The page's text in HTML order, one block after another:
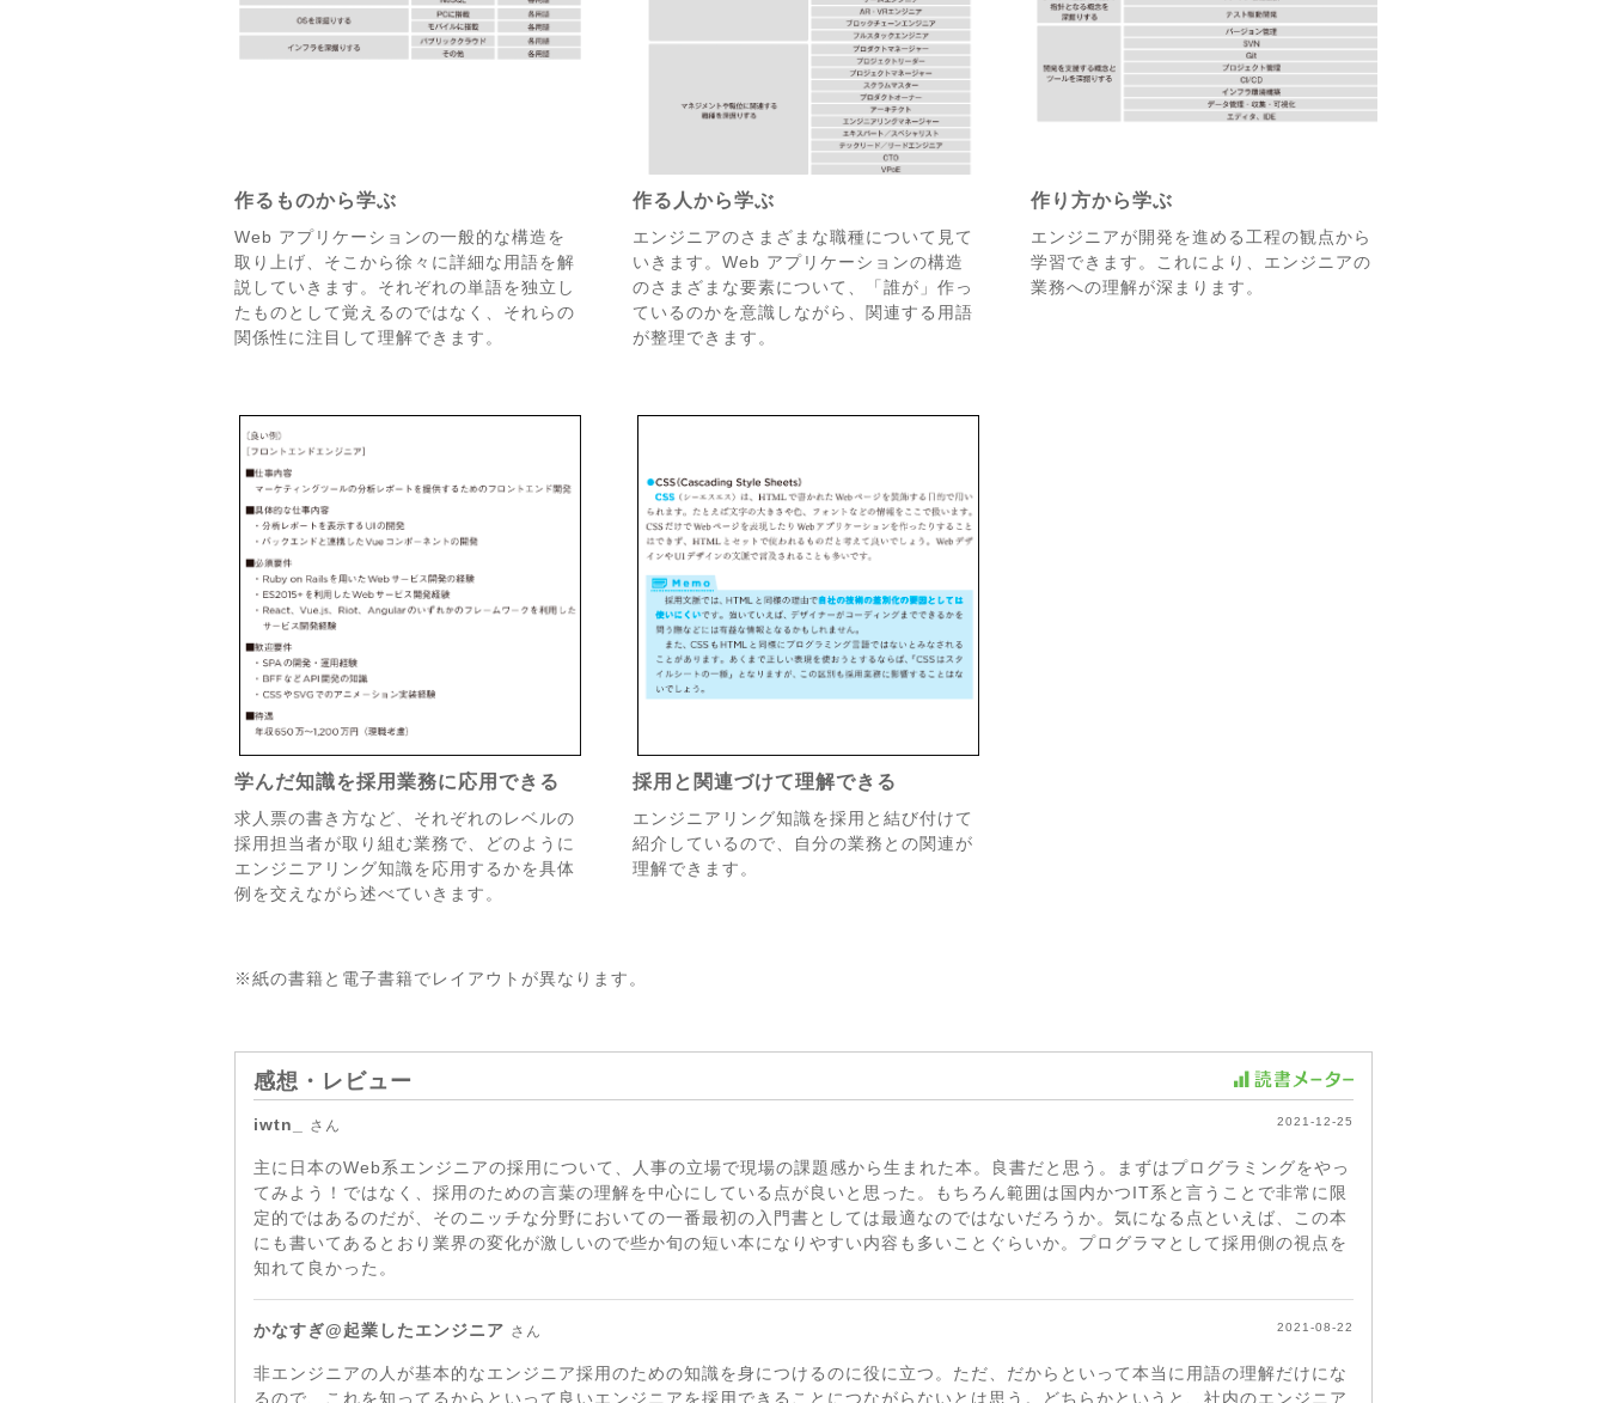
作るものから学ぶ
Web アプリケーションの一般的な構造を
取り上げ、そこから徐々に詳細な用語を解
説していきます。それぞれの単語を独立し
たものとして覚えるのではなく、それらの
関係性に注目して理解できます。
作る人から学ぶ
エンジニアのさまざまな職種について見て
いきます。Web アプリケーションの構造
のさまざまな要素について、「誰が」作っ
ているのかを意識しながら、関連する用語
が整理できます。
作り方から学ぶ
エンジニアが開発を進める工程の観点から
学習できます。これにより、エンジニアの
業務への理解が深まります。
学んだ知識を採用業務に応用できる
求人票の書き方など、それぞれのレベルの
採用担当者が取り組む業務で、どのように
エンジニアリング知識を応用するかを具体
例を交えながら述べていきます。
採用と関連づけて理解できる
エンジニアリング知識を採用と結び付けて
紹介しているので、自分の業務との関連が
理解できます。
※紙の書籍と電子書籍でレイアウトが異なります。
感想・レビュー
iwtn_ さん 2021-12-25
主に日本のWeb系エンジニアの採用について、人事の立場で現場の課題感から生まれた本。良書だと思う。まずはプログラミングをやっ
てみよう！ではなく、採用のための言葉の理解を中心にしている点が良いと思った。もちろん範囲は国内かつIT系と言うことで非常に限
定的ではあるのだが、そのニッチな分野においての一番最初の入門書としては最適なのではないだろうか。気になる点といえば、この本
にも書いてあるとおり業界の変化が激しいので些か旬の短い本になりやすい内容も多いことぐらいか。プログラマとして採用側の視点を
知れて良かった。
かなすぎ@起業したエンジニア さん 2021-08-22
非エンジニアの人が基本的なエンジニア採用のための知識を身につけるのに役に立つ。ただ、だからといって本当に用語の理解だけにな
るので、これを知ってるからといって良いエンジニアを採用できることにつながらないとは思う。どちらかというと、社内のエンジニア